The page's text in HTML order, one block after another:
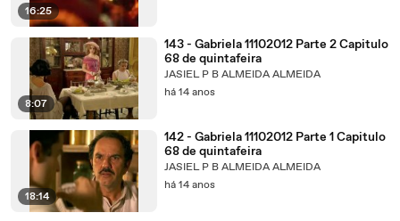
16:25
8:07
143 - Gabriela 11102012 Parte 2 Capitulo
68 de quintafeira
JASIEL P B ALMEIDA ALMEIDA
há 14 anos
18:14
142 - Gabriela 11102012 Parte 1 Capitulo
68 de quintafeira
JASIEL P B ALMEIDA ALMEIDA
há 14 anos